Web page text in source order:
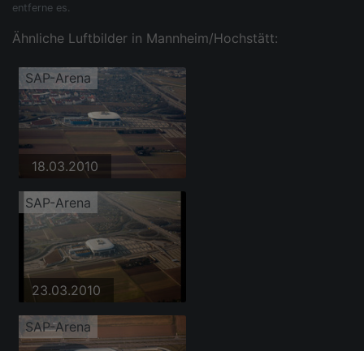
entferne es.
Ähnliche Luftbilder in Mannheim/Hochstätt:
SAP-Arena
18.03.2010
SAP-Arena
23.03.2010
SAP-Arena